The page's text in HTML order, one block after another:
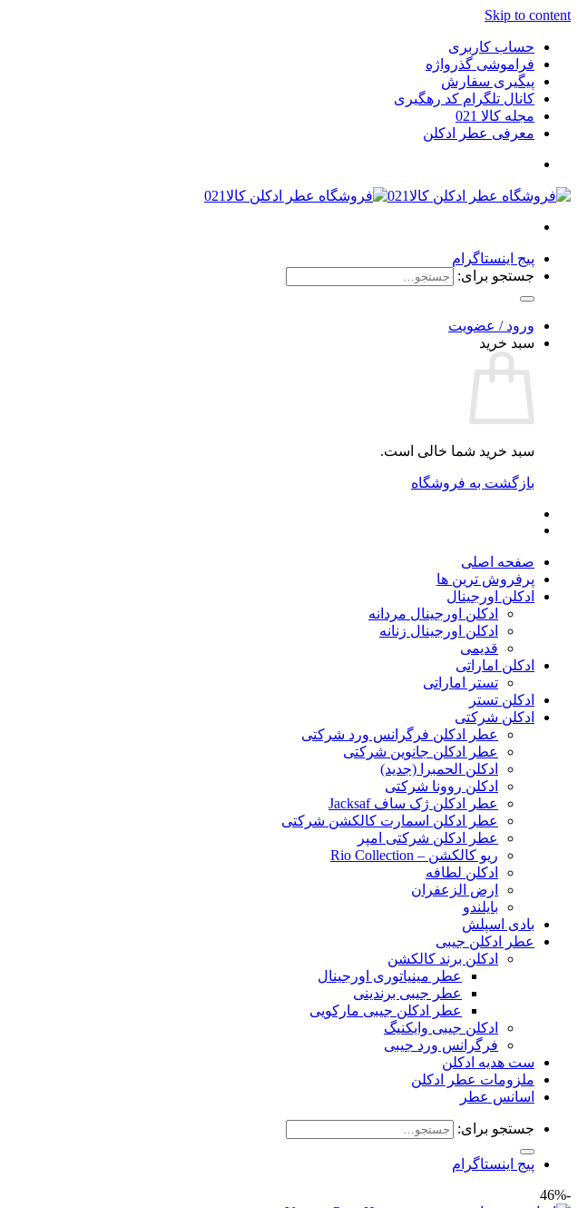
Skip to content
حساب کاربری
فراموشی گذرواژه
پیگیری سفارش
کانال تلگرام کد رهگیری
مجله کالا 021
معرفی عطر ادکلن
پیج اینستاگرام
جستجو برای:
ورود / عضویت
سبد خرید
سبد خرید شما خالی است.
بازگشت به فروشگاه
صفحه اصلی
پرفروش ترین ها
ادکلن اورجینال
ادکلن اورجینال مردانه
ادکلن اورجینال زنانه
قدیمی
ادکلن اماراتی
تستر اماراتی
ادکلن تستر
ادکلن شرکتی
عطر ادکلن فرگرانس ورد شرکتی
عطر ادکلن جانوین شرکتی
ادکلن الحمبرا (جدید)
ادکلن روونا شرکتی
عطر ادکلن ژک‌ ساف Jacksaf
عطر ادکلن اسمارت کالکشن شرکتی
عطر ادکلن شرکتی امپر
ریو کالکشن – Rio Collection
ادکلن لطافه
ارض الزعفران
بایلندو
بادی اسپلش
عطر ادکلن جیبی
ادکلن برند کالکشن
عطر مینیاتوری اورجینال
عطر جیبی برندینی
عطر ادکلن جیبی مارکویی
ادکلن جیبی وایکنیگ
فرگرانس ورد جیبی
ست هدیه ادکلن
ملزومات عطر ادکلن
اسانس عطر
جستجو برای:
پیج اینستاگرام
-46%